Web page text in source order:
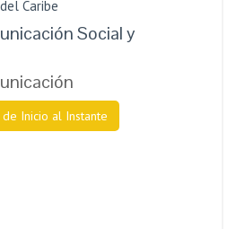
Caribe
Social y
Inicio al Instante